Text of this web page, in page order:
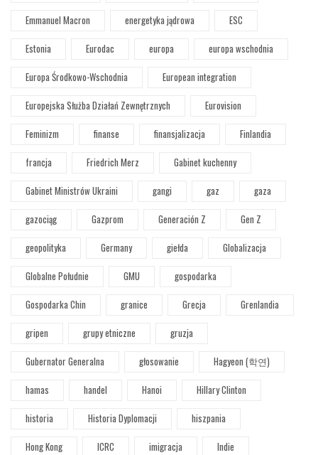
Emmanuel Macron
energetyka jądrowa
ESC
Estonia
Eurodac europa
europa wschodnia
Europa Środkowo-Wschodnia
European integration
Europejska Służba Działań Zewnętrznych
Eurovision
Feminizm
finanse finansjalizacja
Finlandia
francja
Friedrich Merz
Gabinet kuchenny
Gabinet Ministrów Ukraini
gangi gaz
gaza
gazociąg
Gazprom Generación Z
Gen Z
geopolityka
Germany giełda
Globalizacja
Globalne Południe
GMU
gospodarka
Gospodarka Chin
granice Grecja
Grenlandia
gripen
grupy etniczne
gruzja
Gubernator Generalna
głosowanie
Hagyeon (학연)
hamas
handel Hanoi
Hillary Clinton
historia
Historia Dyplomacji
hiszpania
Hong Kong
ICRC imigracja
Indie